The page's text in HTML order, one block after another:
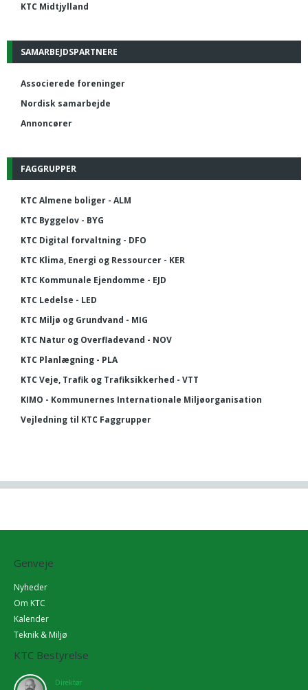
KTC Midtjylland
SAMARBEJDSPARTNERE
Associerede foreninger
Nordisk samarbejde
Annoncører
FAGGRUPPER
KTC Almene boliger - ALM
KTC Byggelov - BYG
KTC Digital forvaltning - DFO
KTC Klima, Energi og Ressourcer - KER
KTC Kommunale Ejendomme - EJD
KTC Ledelse - LED
KTC Miljø og Grundvand - MIG
KTC Natur og Overfladevand - NOV
KTC Planlægning - PLA
KTC Veje, Trafik og Trafiksikkerhed - VTT
KIMO - Kommunernes Internationale Miljøorganisation
Vejledning til KTC Faggrupper
Genveje
Nyheder
Om KTC
Kalender
Teknik & Miljø
KTC Bestyrelse
Direktør